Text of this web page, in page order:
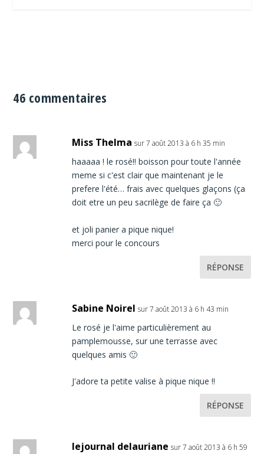
46 commentaires
Miss Thelma sur 7 août 2013 à 6 h 35 min
haaaaa ! le rosé!! boisson pour toute l'année
meme si c'est clair que maintenant je le
prefere l'été… frais avec quelques glaçons (ça
doit etre un peu sacrilège de faire ça 🙂
et joli panier a pique nique!
merci pour le concours
RÉPONSE
Sabine Noirel sur 7 août 2013 à 6 h 43 min
Le rosé je l'aime particulièrement au
pamplemousse, sur une terrasse avec
quelques amis 🙂
J'adore ta petite valise à pique nique !!
RÉPONSE
lejournal delauriane sur 7 août 2013 à 6 h 59